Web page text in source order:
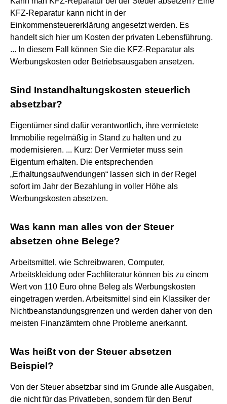
KFZ-Reparatur kann nicht in der
Einkommensteuererklärung angesetzt werden. Es
handelt sich hier um Kosten der privaten Lebensführung.
... In diesem Fall können Sie die KFZ-Reparatur als
Werbungskosten oder Betriebsausgaben ansetzen.
Sind Instandhaltungskosten steuerlich
absetzbar?
Eigentümer sind dafür verantwortlich, ihre vermietete
Immobilie regelmäßig in Stand zu halten und zu
modernisieren. ... Kurz: Der Vermieter muss sein
Eigentum erhalten. Die entsprechenden
„Erhaltungsaufwendungen“ lassen sich in der Regel
sofort im Jahr der Bezahlung in voller Höhe als
Werbungskosten absetzen.
Was kann man alles von der Steuer
absetzen ohne Belege?
Arbeitsmittel, wie Schreibwaren, Computer,
Arbeitskleidung oder Fachliteratur können bis zu einem
Wert von 110 Euro ohne Beleg als Werbungskosten
eingetragen werden. Arbeitsmittel sind ein Klassiker der
Nichtbeanstandungsgrenzen und werden daher von den
meisten Finanzämtern ohne Probleme anerkannt.
Was heißt von der Steuer absetzen
Beispiel?
Von der Steuer absetzbar sind im Grunde alle Ausgaben,
die nicht für das Privatleben, sondern für den Beruf